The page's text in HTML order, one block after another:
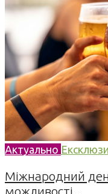
Актуально
Міжнародний
можливості...